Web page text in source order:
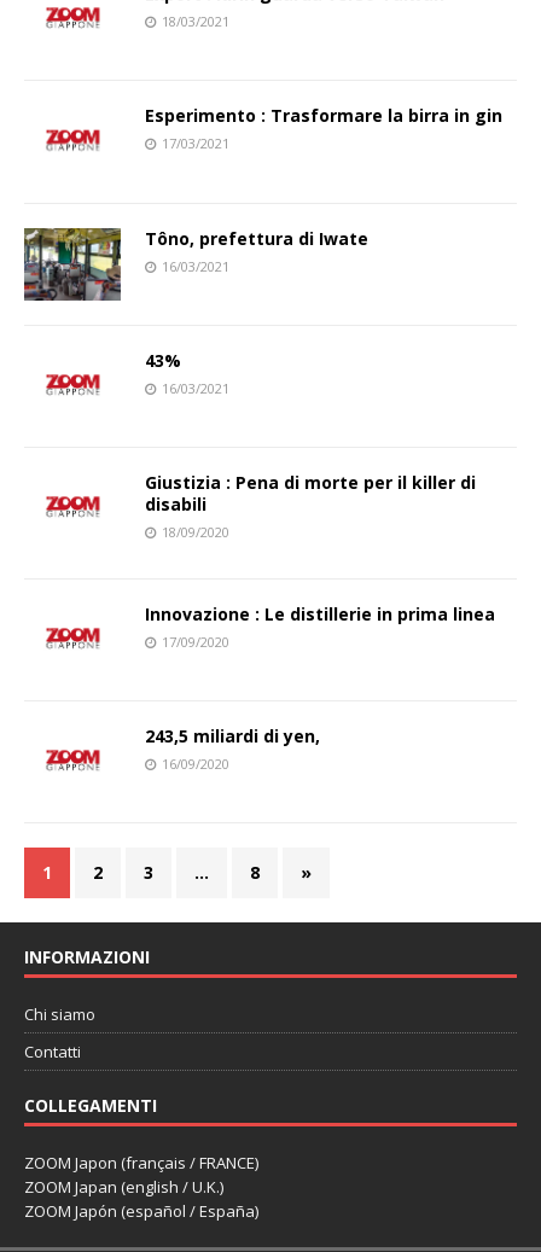
18/03/2021
Esperimento : Trasformare la birra in gin
17/03/2021
Tôno, prefettura di Iwate
16/03/2021
43%
16/03/2021
Giustizia : Pena di morte per il killer di
disabili
18/09/2020
Innovazione : Le distillerie in prima linea
17/09/2020
243,5 miliardi di yen,
16/09/2020
1 2 3 … 8 »
INFORMAZIONI
Chi siamo
Contatti
COLLEGAMENTI
ZOOM Japon (français / FRANCE)
ZOOM Japan (english / U.K.)
ZOOM Japón (español / España)